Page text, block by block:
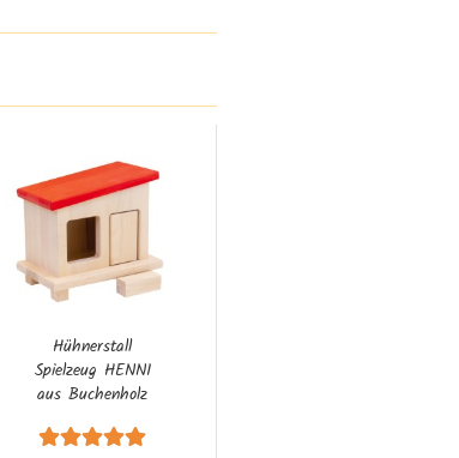
Hühnerstall
Spielzeug HENNI
aus Buchenholz
Zubehör für den